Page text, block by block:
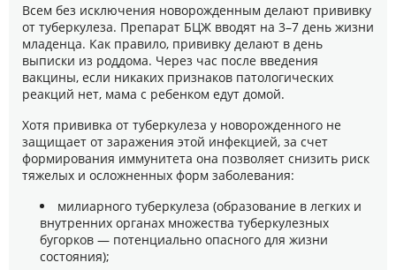
Всем без исключения новорожденным делают прививку
от туберкулеза. Препарат БЦЖ вводят на 3–7 день жизни
младенца. Как правило, прививку делают в день
выписки из роддома. Через час после введения
вакцины, если никаких признаков патологических
реакций нет, мама с ребенком едут домой.
Хотя прививка от туберкулеза у новорожденного не
защищает от заражения этой инфекцией, за счет
формирования иммунитета она позволяет снизить риск
тяжелых и осложненных форм заболевания:
милиарного туберкулеза (образование в легких и
внутренних органах множества туберкулезных
бугорков — потенциально опасного для жизни
состояния);